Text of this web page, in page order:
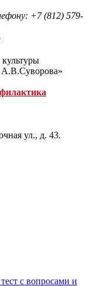
+7 (812) 579-
А.В.Суворова»
ул., д. 43.
с вопросами и